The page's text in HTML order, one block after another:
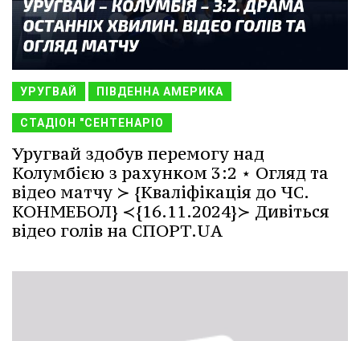
УРУГВАЙ ПІВДЕННА АМЕРИКА
СТАДІОН "СЕНТЕНАРІО
Уругвай здобув перемогу над
Колумбією з рахунком 3:2 ⋆ Огляд та
відео матчу ≻ {Кваліфікація до ЧС.
КОНМЕБОЛ} ≺{16.11.2024}≻ Дивіться
відео голів на СПОРТ.UA